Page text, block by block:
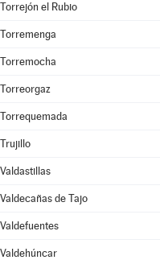
Torrejón el Rubio
Torremenga
Torremocha
Torreorgaz
Torrequemada
Trujillo
Valdastillas
Valdecañas de Tajo
Valdefuentes
Valdehúncar